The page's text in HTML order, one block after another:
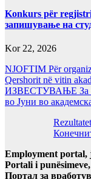
Konkurs për
запишување на
Kor 22, 2026
NJOFTIM Për
Qershorit në vitin
ИЗВЕСТУВАЊЕ За
во Јуни во
Employment portal,
Portali i
Портал за